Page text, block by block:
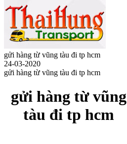
gửi hàng từ vũng tàu đi tp hcm
24-03-2020
gửi hàng từ vũng tàu đi tp hcm
gửi hàng từ vũng
tàu đi tp hcm